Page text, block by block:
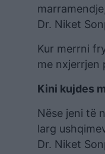
Dr. Niket
Kur merrni
me nxjerrjen
Kini kujdes
Nëse jeni të
larg
Dr. Niket